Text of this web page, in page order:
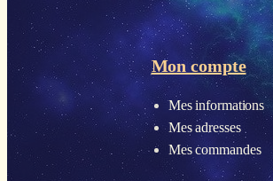
Mon compte
Mes informations
Mes adresses
Mes commandes